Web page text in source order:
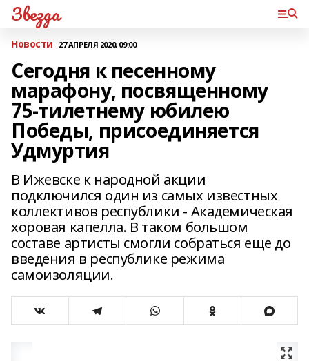
Звезда
Новости 27 АПРЕЛЯ 2020, 09:00
Сегодня к песенному
марафону, посвященному
75-тилетнему юбилею
Победы, присоединяется
Удмуртия
В Ижевске к народной акции
подключился один из самых известных
коллективов республики - Академическая
хоровая капелла. В таком большом
составе артисты смогли собраться еще до
введения в республике режима
самоизоляции.